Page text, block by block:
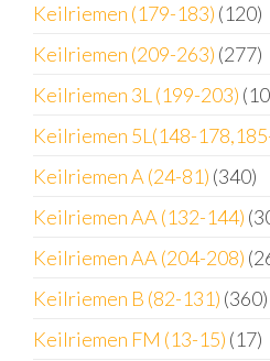
Keilriemen (179-183) (120)
Keilriemen (209-263) (277)
Keilriemen 3L (199-203)
Keilriemen 5L(148-
Keilriemen A (24-81) (340)
Keilriemen AA (132-144)
Keilriemen AA (204-208)
Keilriemen B (82-131) (360)
Keilriemen FM (13-15) (17)